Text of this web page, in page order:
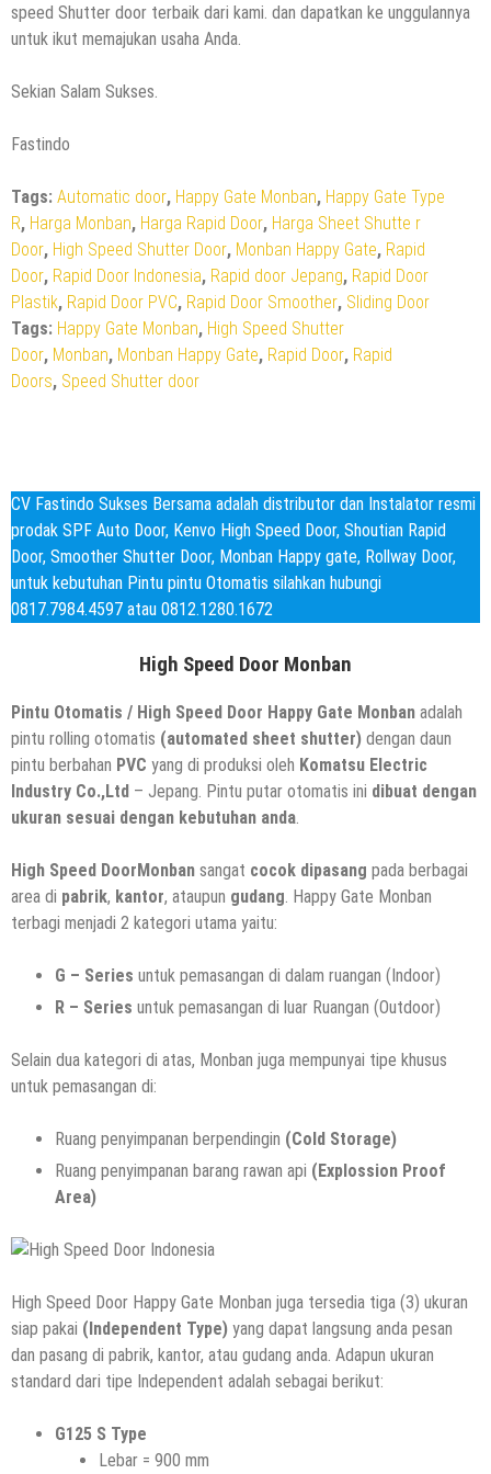
speed Shutter door terbaik dari kami. dan dapatkan ke unggulannya
untuk ikut memajukan usaha Anda.
Sekian Salam Sukses.
Fastindo
Tags: Automatic door, Happy Gate Monban, Happy Gate Type
R, Harga Monban, Harga Rapid Door, Harga Sheet Shutte r
Door, High Speed Shutter Door, Monban Happy Gate, Rapid
Door, Rapid Door Indonesia, Rapid door Jepang, Rapid Door
Plastik, Rapid Door PVC, Rapid Door Smoother, Sliding Door
Tags: Happy Gate Monban, High Speed Shutter
Door, Monban, Monban Happy Gate, Rapid Door, Rapid
Doors, Speed Shutter door
CV Fastindo Sukses Bersama adalah distributor dan Instalator resmi
prodak SPF Auto Door, Kenvo High Speed Door, Shoutian Rapid
Door, Smoother Shutter Door, Monban Happy gate, Rollway Door,
untuk kebutuhan Pintu pintu Otomatis silahkan hubungi
0817.7984.4597 atau 0812.1280.1672
High Speed Door Monban
Pintu Otomatis / High Speed Door Happy Gate Monban adalah
pintu rolling otomatis (automated sheet shutter) dengan daun
pintu berbahan PVC yang di produksi oleh Komatsu Electric
Industry Co.,Ltd – Jepang. Pintu putar otomatis ini dibuat dengan
ukuran sesuai dengan kebutuhan anda.
High Speed DoorMonban sangat cocok dipasang pada berbagai
area di pabrik, kantor, ataupun gudang. Happy Gate Monban
terbagi menjadi 2 kategori utama yaitu:
G – Series untuk pemasangan di dalam ruangan (Indoor)
R – Series untuk pemasangan di luar Ruangan (Outdoor)
Selain dua kategori di atas, Monban juga mempunyai tipe khusus
untuk pemasangan di:
Ruang penyimpanan berpendingin (Cold Storage)
Ruang penyimpanan barang rawan api (Explossion Proof
Area)
High Speed Door Happy Gate Monban juga tersedia tiga (3) ukuran
siap pakai (Independent Type) yang dapat langsung anda pesan
dan pasang di pabrik, kantor, atau gudang anda. Adapun ukuran
standard dari tipe Independent adalah sebagai berikut:
G125 S Type
Lebar = 900 mm